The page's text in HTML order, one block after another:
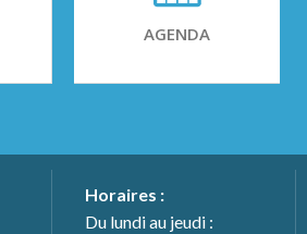
AGENDA
Horaires :
Du lundi au jeudi :